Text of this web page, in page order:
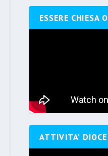
ESSERE CHIESA
ATTIVITA’